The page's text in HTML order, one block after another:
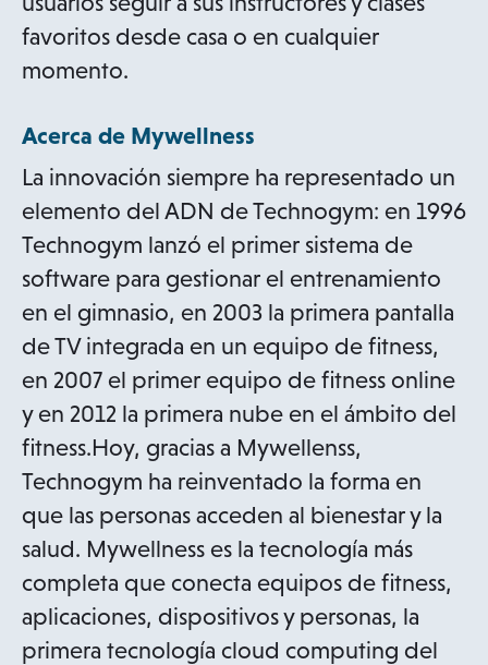
favoritos desde casa o en cualquier
momento.
Acerca de Mywellness
La innovación siempre ha representado un
elemento del ADN de Technogym: en 1996
Technogym lanzó el primer sistema de
software para gestionar el entrenamiento
en el gimnasio, en 2003 la primera pantalla
de TV integrada en un equipo de fitness,
en 2007 el primer equipo de fitness online
y en 2012 la primera nube en el ámbito del
fitness.Hoy, gracias a Mywellenss,
Technogym ha reinventado la forma en
que las personas acceden al bienestar y la
salud. Mywellness es la tecnología más
completa que conecta equipos de fitness,
aplicaciones, dispositivos y personas, la
primera tecnología cloud computing del